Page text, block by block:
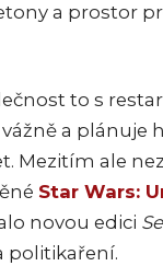
a prostor
to s
a plánuje
Mezitím ale
Star Wars:
novou edici
politikaření.